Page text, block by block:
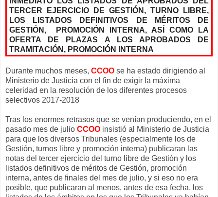
TERCER EJERCICIO DE GESTIÓN, TURNO LIBRE,
LOS LISTADOS DEFINITIVOS DE MÉRITOS DE
GESTIÓN, PROMOCIÓN INTERNA, ASÍ COMO LA
OFERTA DE PLAZAS A LOS APROBADOS DE
TRAMITACIÓN, PROMOCIÓN INTERNA
Durante muchos meses, CCOO se ha estado dirigiendo al
Ministerio de Justicia con el fin de exigir la máxima
celeridad en la resolución de los diferentes procesos
selectivos 2017-2018
Tras los enormes retrasos que se venían produciendo, en el
pasado mes de julio CCOO insistió al Ministerio de Justicia
para que los diversos Tribunales (especialmente los de
Gestión, turnos libre y promoción interna) publicaran las
notas del tercer ejercicio del turno libre de Gestión y los
listados definitivos de méritos de Gestión, promoción
interna, antes de finales del mes de julio, y si eso no era
posible, que publicaran al menos, antes de esa fecha, los